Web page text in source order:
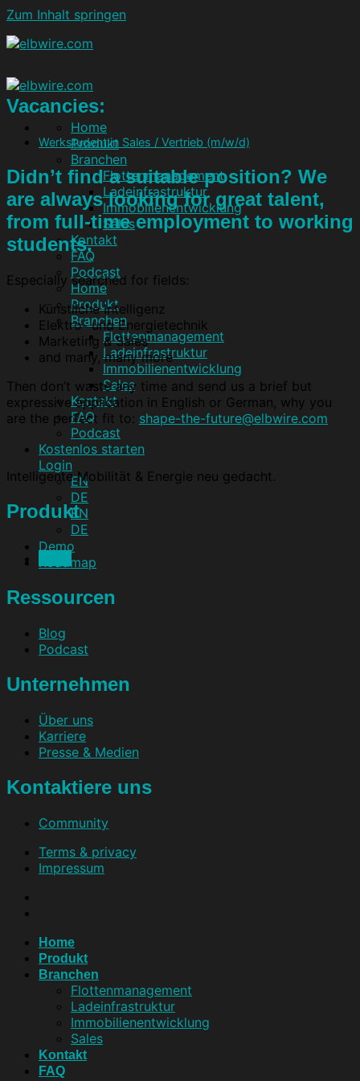
Zum Inhalt springen
Home
Produkt
Branchen
Flottenmanagement
Ladeinfrastruktur
Immobilienentwicklung
Sales
Kontakt
FAQ
Podcast
Home
Produkt
Branchen
Flottenmanagement
Ladeinfrastruktur
Immobilienentwicklung
Sales
Kontakt
FAQ
Podcast
Kostenlos starten
Login
EN
DE
EN
DE
Vacancies:
Werkstudent:in Sales / Vertrieb (m/w/d)
Didn’t find a suitable position? We
are always looking for great talent,
from full-time employment to working
students.
Especially searched for fields:
Künstliche Intelligenz
Elektro- und Energietechnik
Marketing & Sales
and many, many more
Then don’t waste any time and send us a brief but
expressive application in English or German, why you
are the perfect fit to: shape-the-future@elbwire.com
Intelligente Mobilität & Energie neu gedacht.
Produkt
Demo
Roadmap
Ressourcen
Blog
Podcast
Unternehmen
Über uns
Karriere
Presse & Medien
Kontaktiere uns
Community
Terms & privacy
Impressum
Home
Produkt
Branchen
Flottenmanagement
Ladeinfrastruktur
Immobilienentwicklung
Sales
Kontakt
FAQ